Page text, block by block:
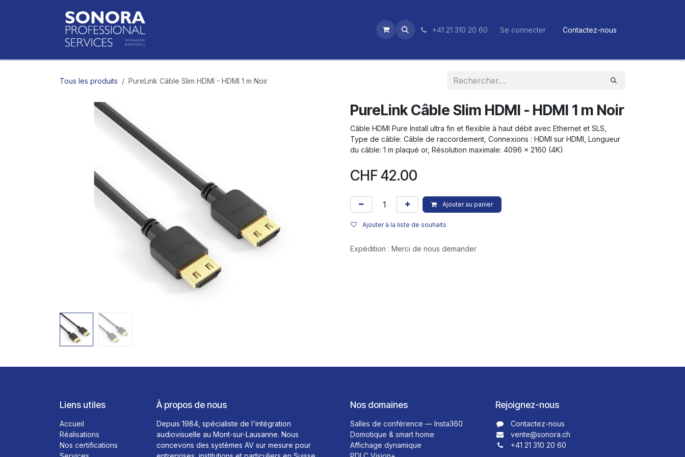
+41 21 310 20 60 Se connecter Contactez-nous
Tous les produits PureLink Câble Slim HDMI - HDMI 1 m Noir
PureLink Câble Slim HDMI - HDMI 1 m Noir
Câble HDMI Pure Install ultra fin et flexible à haut débit avec Ethernet et SLS,
Type de câble: Câble de raccordement, Connexions : HDMI sur HDMI, Longueur
du câble: 1 m plaqué or, Résolution maximale: 4096 × 2160 (4K)
CHF42.00
Ajouter au panier
Ajouter à la liste de souhaits
Expédition : Merci de nous demander
Liens utiles
Accueil
Réalisations
Nos certifications
À propos de nous
Depuis 1984, spécialiste de l'intégration
audiovisuelle au Mont-sur-Lausanne. Nous
concevons des systèmes AV sur mesure pour
Nos domaines
Salles de conférence — Insta360
Domotique & smart home
Affichage dynamique
Rejoignez-nous
Contactez-nous​​
vente@sonora.ch
+41 21 310 20 60